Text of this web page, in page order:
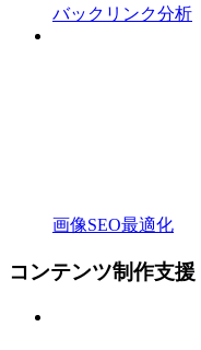
バックリンク分析
画像SEO最適化
コンテンツ制作支援